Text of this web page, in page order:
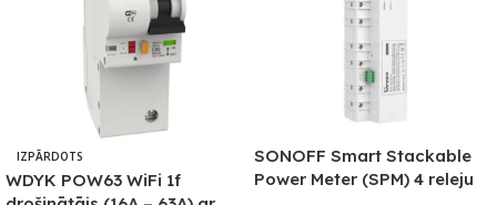
IZPĀRDOTS
WDYK POW63 WiFi 1f
SONOFF Smart Stackable
Power Meter (SPM) 4 releju